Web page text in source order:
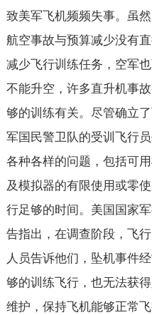
致美军飞机频频失事。虽
航空事故与预算减少没有
减少飞行训练任务，空军
不能升空，许多直升机事
够的训练有关。尽管确立
军国民警卫队的受训飞行
各种各样的问题，包括可
及模拟器的有限使用或零
行足够的时间。美国国家
告指出，在调查阶段，飞
人员告诉他们，坠机事件
够的训练飞行，也无法获
维护，保持飞机能够正常